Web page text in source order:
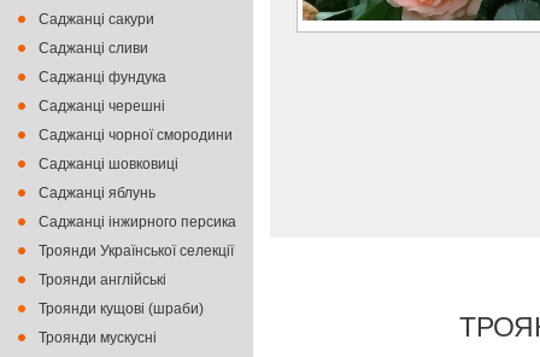
Саджанці сакури
Саджанці сливи
Саджанці фундука
Саджанці черешні
Саджанці чорної смородини
Саджанці шовковиці
Саджанці яблунь
Саджанці інжирного персика
Троянди Української селекції
Троянди англійські
Троянди кущові (шраби)
Троянди мускусні